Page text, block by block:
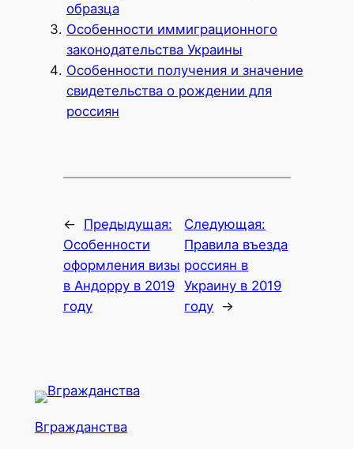
образца
Особенности иммиграционного
законодательства Украины
Особенности получения и значение
свидетельства о рождении для
россиян
←
Предыдущая:
Особенности
оформления визы
в Андорру в 2019
году
Следующая:
Правила въезда
россиян в
Украину в 2019
году →
Вгражданства